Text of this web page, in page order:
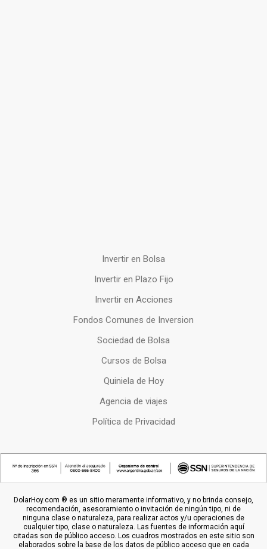
Invertir en Bolsa
Invertir en Plazo Fijo
Invertir en Acciones
Fondos Comunes de Inversion
Sociedad de Bolsa
Cursos de Bolsa
Quiniela de Hoy
Agencia de viajes
Política de Privacidad
DolarHoy.com ® es un sitio meramente informativo, y no brinda consejo,
recomendación, asesoramiento o invitación de ningún tipo, ni de
ninguna clase o naturaleza, para realizar actos y/u operaciones de
cualquier tipo, clase o naturaleza. Las fuentes de información aquí
citadas son de público acceso. Los cuadros mostrados en este sitio son
elaborados sobre la base de los datos de público acceso que en cada